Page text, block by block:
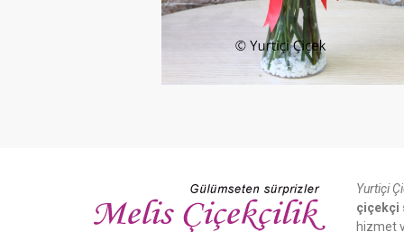
Yurtiçi
çiçekçi
hizmet